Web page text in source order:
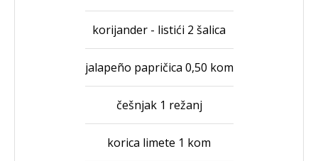
korijander - listići 2 šalica
jalapeño papričica 0,50 kom
češnjak 1 režanj
korica limete 1 kom